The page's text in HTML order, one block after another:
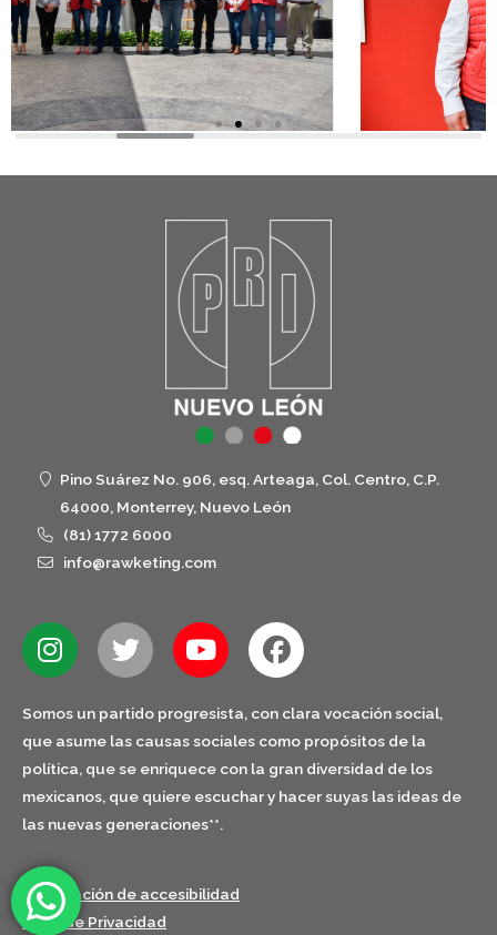
Pino Suárez No. 906, esq. Arteaga, Col. Centro, C.P.
64000, Monterrey, Nuevo León
(81) 1772 6000
info@rawketing.com
Somos un partido progresista, con clara vocación social,
que asume las causas sociales como propósitos de la
política, que se enriquece con la gran diversidad de los
mexicanos, que quiere escuchar y hacer suyas las ideas de
las nuevas generaciones**.
Declaración de accesibilidad
Aviso de Privacidad